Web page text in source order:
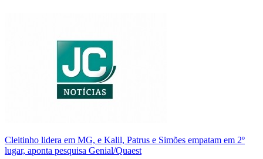
Cleitinho lidera em MG, e Kalil, Patrus e Simões empatam em 2º
lugar, aponta pesquisa Genial/Quaest